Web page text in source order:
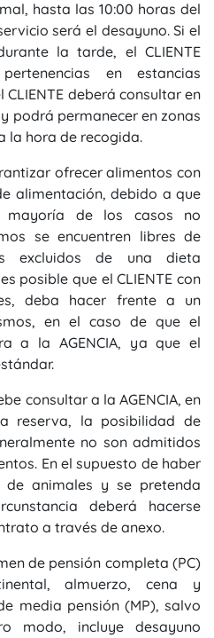
hasta las 10:00 horas del
será el desayuno. Si el
la tarde, el CLIENTE
en estancias
deberá consultar en
podrá permanecer en zonas
la hora de recogida.
ofrecer alimentos con
alimentación, debido a que
mayoría de los casos no
se encuentren libres de
excluidos de una dieta
posible que el CLIENTE con
deba hacer frente a un
en el caso de que el
a la AGENCIA, ya que el
consultar a la AGENCIA, en
reserva, la posibilidad de
no son admitidos
En el supuesto de haber
animales y se pretenda
deberá hacerse
a través de anexo.
de pensión completa (PC)
almuerzo, cena y
media pensión (MP), salvo
modo, incluye desayuno